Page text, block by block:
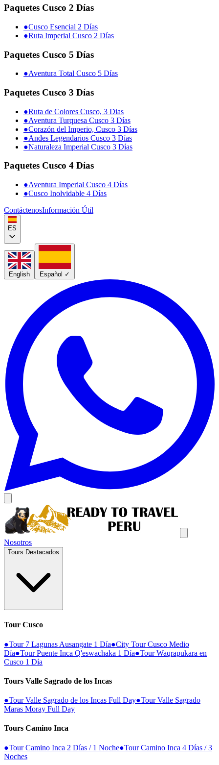
Paquetes Cusco 2 Días
●Cusco Esencial 2 Días
●Ruta Imperial Cusco 2 Días
Paquetes Cusco 5 Días
●Aventura Total Cusco 5 Días
Paquetes Cusco 3 Días
●Ruta de Colores Cusco, 3 Dias
●Aventura Turquesa Cusco 3 Días
●Corazón del Imperio, Cusco 3 Días
●Andes Legendarios Cusco 3 Días
●Naturaleza Imperial Cusco 3 Días
Paquetes Cusco 4 Días
●Aventura Imperial Cusco 4 Días
●Cusco Inolvidable 4 Días
ContáctenosInformación Útil
ES
English Español ✓
Nosotros
Tours Destacados
Tour Cusco
●Tour 7 Lagunas Ausangate 1 Día●City Tour Cusco Medio
Día●Tour Puente Inca Q'eswachaka 1 Día●Tour Waqrapukara en
Cusco 1 Día
Tours Valle Sagrado de los Incas
●Tour Valle Sagrado de los Incas Full Day●Tour Valle Sagrado
Maras Moray Full Day
Tours Camino Inca
●Tour Camino Inca 2 Días / 1 Noche●Tour Camino Inca 4 Días / 3
Noches